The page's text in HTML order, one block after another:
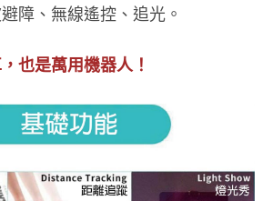
障、無線遙控、追光。
也是萬用機器人！